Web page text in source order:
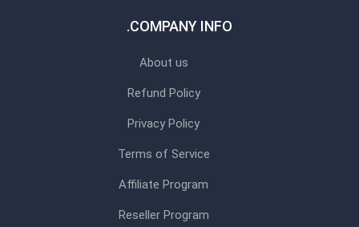
COMPANY INFO.
About us
Refund Policy
Privacy Policy
Terms of Service
Affiliate Program
Reseller Program